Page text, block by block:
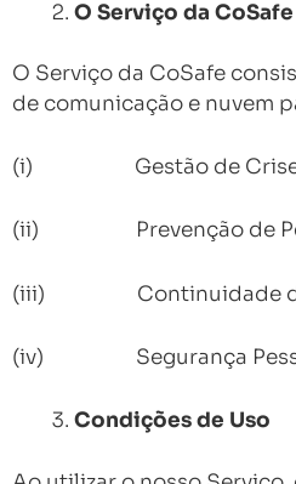
O Serviço da CoSafe
O Serviço da CoSafe
de comunicação e nuvem
(i) Gestão de
(ii) Prevenção de
(iii) Continuidade do
(iv) Segurança
Condições de Uso